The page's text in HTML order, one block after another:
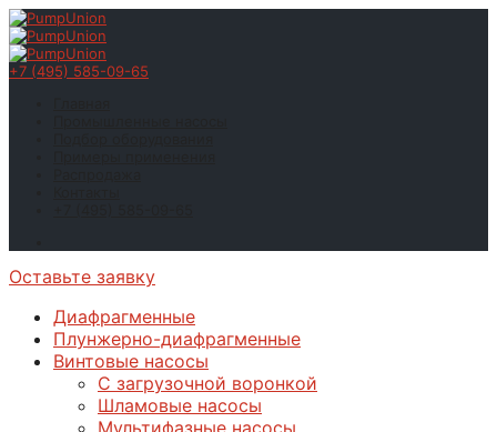
+7 (495) 585-09-65
Оставьте заявку
Диафрагменные
Плунжерно-диафрагменные
Винтовые насосы
С загрузочной воронкой
Шламовые насосы
Мультифазные насосы